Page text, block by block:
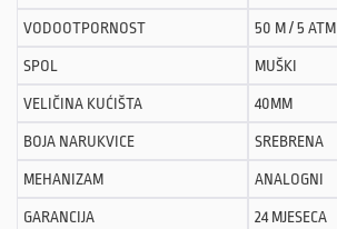
VODOOTPORNOST 50 M / 5 ATM
SPOL MUŠKI
VELIČINA KUĆIŠTA 40MM
BOJA NARUKVICE SREBRENA
MEHANIZAM ANALOGNI
GARANCIJA 24 MJESECA